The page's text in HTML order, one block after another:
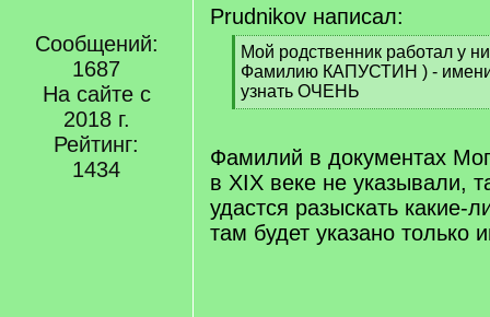
Сообщений:
1687
На сайте с
2018 г.
Рейтинг:
1434
Prudnikov написал:
[
q
]
Мой родственник работал у
Фамилию КАПУСТИН ) - имени
узнать ОЧЕНЬ
[
q
]
Фамилий в документах
в XIX веке не указывали,
удастся разыскать какие-
там будет указано только